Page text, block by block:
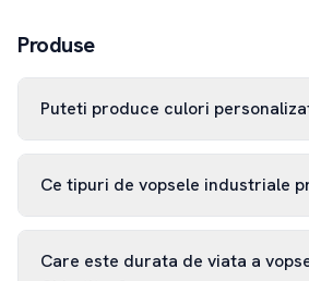
Produse
Puteti produce culori
Ce tipuri de vopsele industriale
Care este durata de viata a